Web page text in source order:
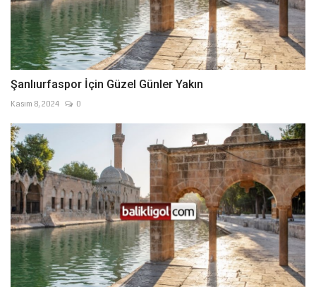
Şanlıurfaspor İçin Güzel Günler Yakın
Kasım 8, 2024 0